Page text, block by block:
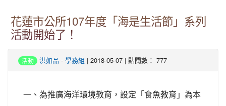
花蓮市公所107年度「海是生活節」系列
活動開始了！
活動 洪如品 - 學務組 | 2018-05-07 | 點閱數： 777
一、為推廣海洋環境教育，設定「食魚教育」為本